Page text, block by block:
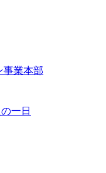
事業本部
一日